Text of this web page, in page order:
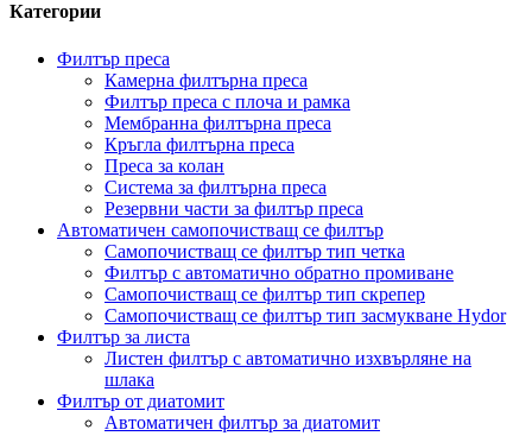
Категории
Филтър преса
Камерна филтърна преса
Филтър преса с плоча и рамка
Мембранна филтърна преса
Кръгла филтърна преса
Преса за колан
Система за филтърна преса
Резервни части за филтър преса
Автоматичен самопочистващ се филтър
Самопочистващ се филтър тип четка
Филтър с автоматично обратно промиване
Самопочистващ се филтър тип скрепер
Самопочистващ се филтър тип засмукване Hydor
Филтър за листа
Листен филтър с автоматично изхвърляне на
шлака
Филтър от диатомит
Автоматичен филтър за диатомит